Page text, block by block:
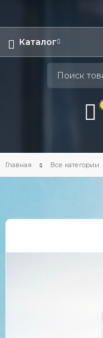
Каталог
Главная Все категории